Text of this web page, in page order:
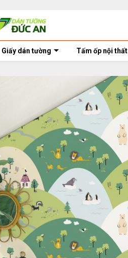
Giấy dán tường Tấm ốp nội thất